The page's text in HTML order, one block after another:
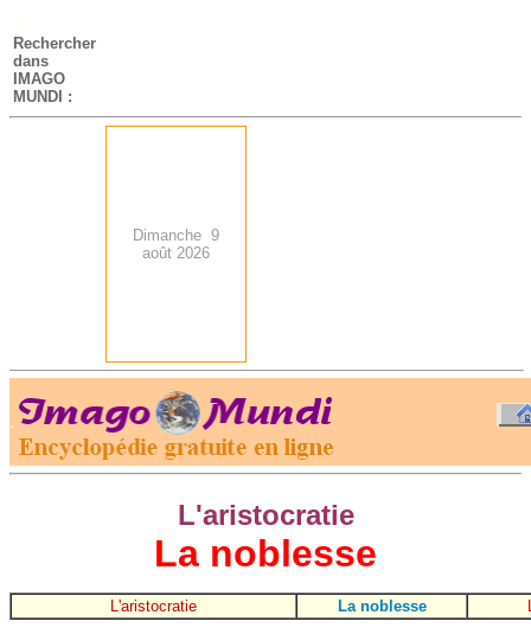
-
Rechercher
dans
IMAGO
MUNDI :
Dimanche 9
août 2026
.
L'aristocratie
La noblesse
L'aristocratie La noblesse